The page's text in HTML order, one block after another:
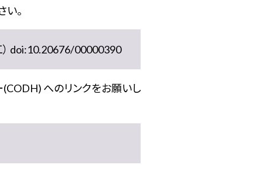
い。
） doi:10.20676/00000390
へのリンクをお願いし